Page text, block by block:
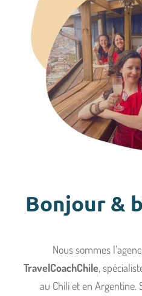
Bonjour &
Nous sommes
TravelCoachChile,
au Chili et en Argentine.